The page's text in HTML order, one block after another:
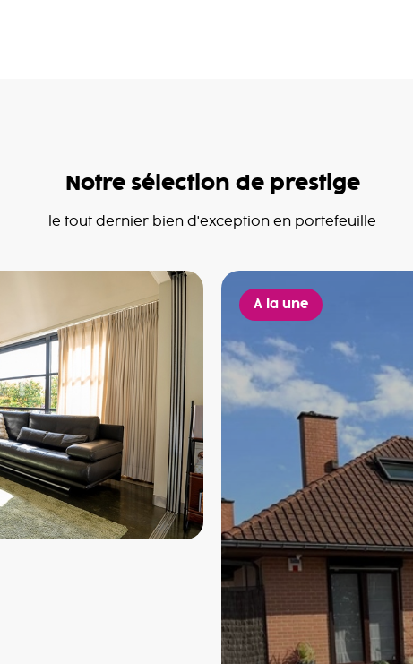
Notre sélection de prestige
le tout dernier bien d'exception en portefeuille
À la une